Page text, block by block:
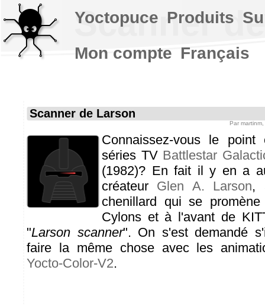
Scanner
Scanner de Larson
Par martinm
Connaissez-vous le point
séries TV Battlestar
(1982)? En fait il y en a
créateur Glen A. Larson,
chenillard qui se
Cylons et à l'avant de
"Larson scanner". On s'est demandé
faire la même chose avec les
Yocto-Color-V2.
Yoctopuce Produits
Mon compte Français